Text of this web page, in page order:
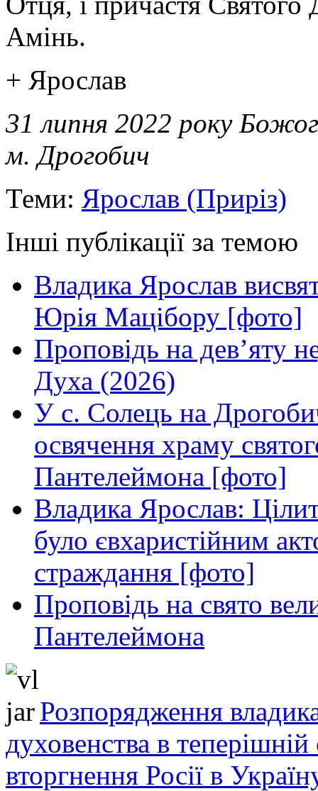
Амінь.
+ Ярослав
31 липня 2022 року
м. Дрогобич
Теми: Ярослав (Приріз)
Інші публікації за темою
Владика Ярослав
Юрія Мацібору [фото]
Проповідь на дев’яту
Духа (2026)
У с. Солець на
освячення храму
Пантелеймона [фото]
Владика Ярослав:
було євхаристійним
страждання [фото]
Проповідь на свято
Пантелеймона
Розпорядження
духовенства в теперішній
вторгнення Росії в